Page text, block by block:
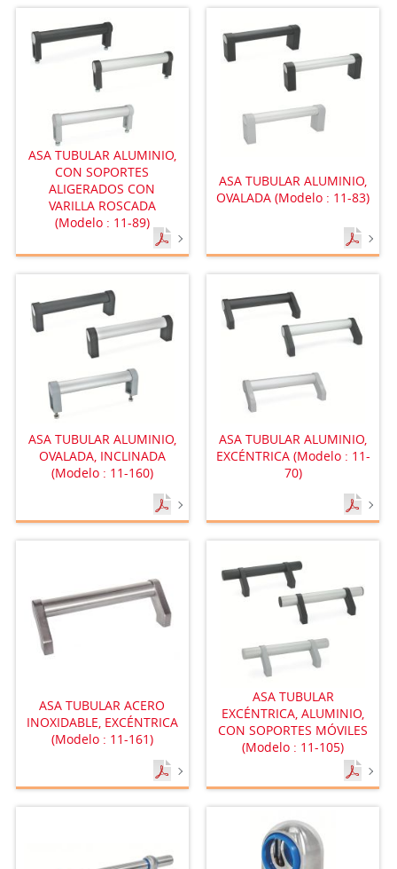
ASA TUBULAR ALUMINIO,
CON SOPORTES
ALIGERADOS CON
VARILLA ROSCADA
(Modelo : 11-89)
ASA TUBULAR ALUMINIO,
OVALADA (Modelo : 11-83)
ASA TUBULAR ALUMINIO,
OVALADA, INCLINADA
(Modelo : 11-160)
ASA TUBULAR ALUMINIO,
EXCÉNTRICA (Modelo : 11-
70)
ASA TUBULAR ACERO
INOXIDABLE, EXCÉNTRICA
(Modelo : 11-161)
ASA TUBULAR
EXCÉNTRICA, ALUMINIO,
CON SOPORTES MÓVILES
(Modelo : 11-105)